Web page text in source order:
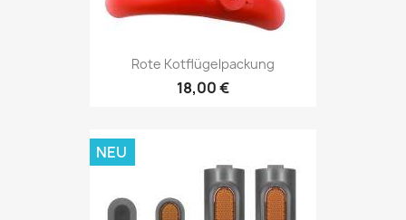
Rote Kotflügelpackung
18,00 €
NEU